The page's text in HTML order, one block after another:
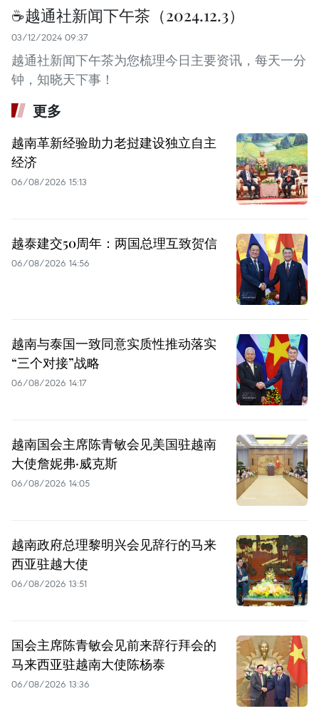
☕️越通社新闻下午茶（2024.12.3）
03/12/2024 09:37
越通社新闻下午茶为您梳理今日主要资讯，每天一分
钟，知晓天下事！
更多
越南革新经验助力老挝建设独立自主
经济
06/08/2026 15:13
越泰建交50周年：两国总理互致贺信
06/08/2026 14:56
越南与泰国一致同意实质性推动落实
“三个对接”战略
06/08/2026 14:17
越南国会主席陈青敏会见美国驻越南
大使詹妮弗·威克斯
06/08/2026 14:05
越南政府总理黎明兴会见辞行的马来
西亚驻越大使
06/08/2026 13:51
国会主席陈青敏会见前来辞行拜会的
马来西亚驻越南大使陈杨泰
06/08/2026 13:36